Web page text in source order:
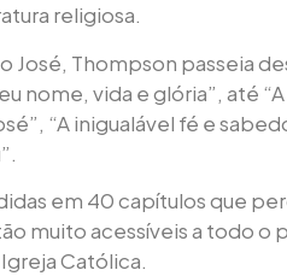
religiosa.
José, Thompson passeia
nome, vida e glória”, até
“A inigualável fé e
em 40 capítulos que
muito acessíveis a todo o
Católica.